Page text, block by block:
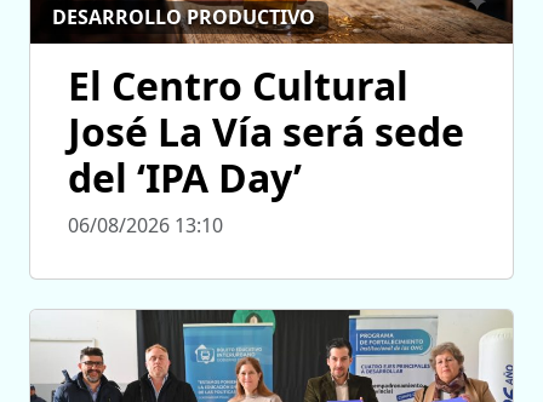
DESARROLLO PRODUCTIVO
El Centro Cultural
José La Vía será sede
del ‘IPA Day’
06/08/2026 13:10